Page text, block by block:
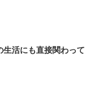
生活にも直接関わって